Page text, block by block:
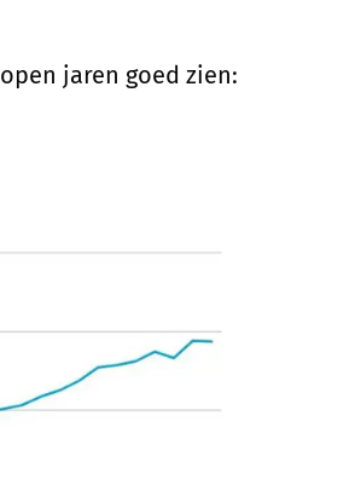
jaren goed zien: